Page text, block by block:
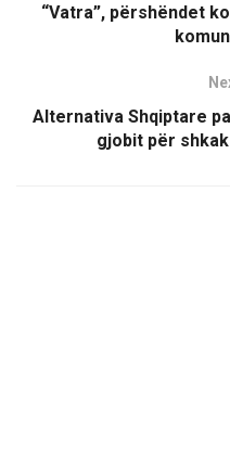
“Vatra”, përshëndet
Alternativa Shqiptare
gjobit për